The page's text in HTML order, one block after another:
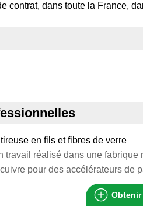
contrat, dans toute la France,
en fils et fibres de verre
travail réalisé dans une fabrique
pour des accélérateurs de